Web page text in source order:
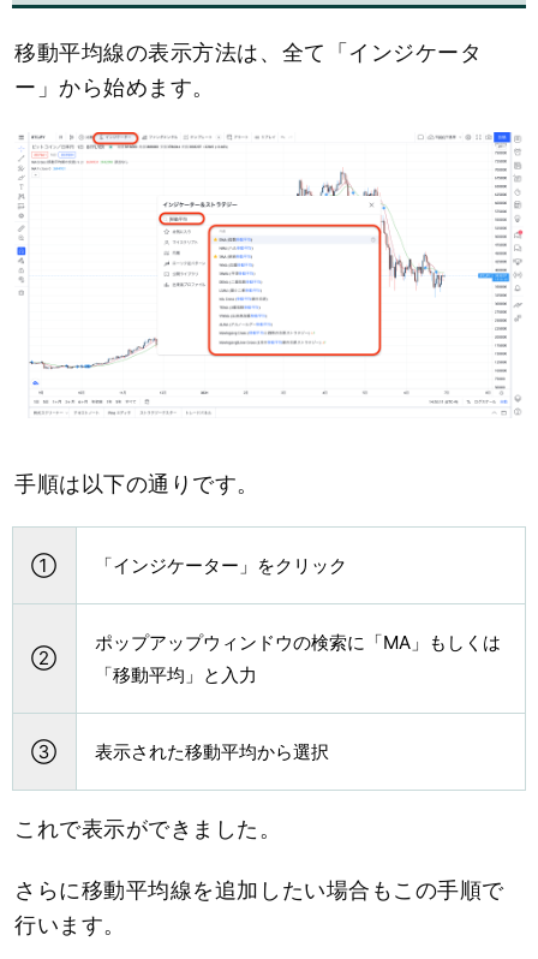
移動平均線の表示方法は、全て「インジケータ
ー」から始めます。
手順は以下の通りです。
① 「インジケーター」をクリック
②
ポップアップウィンドウの検索に「MA」もしくは
「移動平均」と入力
③ 表示された移動平均から選択
これで表示ができました。
さらに移動平均線を追加したい場合もこの手順で
行います。